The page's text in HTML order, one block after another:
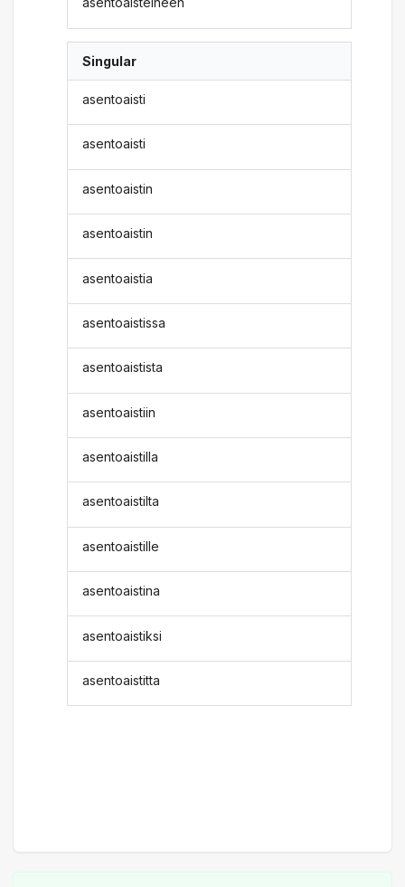
Singular
asentoaisti
asentoaisti
asentoaistin
asentoaistin
asentoaistia
asentoaistissa
asentoaistista
asentoaistiin
asentoaistilla
asentoaistilta
asentoaistille
asentoaistina
asentoaistiksi
asentoaistitta